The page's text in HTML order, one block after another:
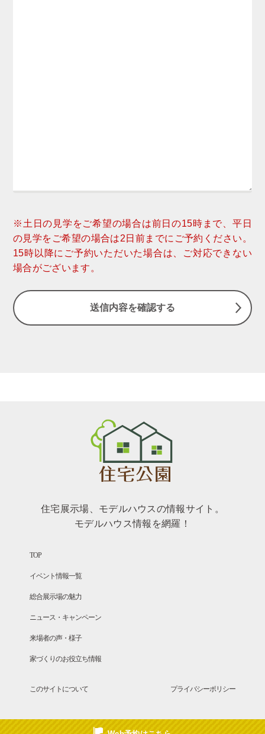
※土日の見学をご希望の場合は前日の15時まで、平日
の見学をご希望の場合は2日前までにご予約ください。
15時以降にご予約いただいた場合は、ご対応できない
場合がございます。
住宅展示場、モデルハウスの情報サイト。
モデルハウス情報を網羅！
TOP
イベント情報一覧
総合展示場の魅力
ニュース・キャンペーン
来場者の声・様子
家づくりのお役立ち情報
このサイトについて プライバシーポリシー